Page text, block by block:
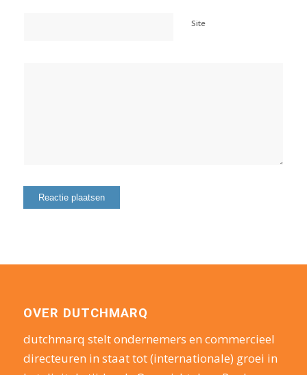
Site
OVER DUTCHMARQ
dutchmarq stelt ondernemers en commercieel
directeuren in staat tot (internationale) groei in